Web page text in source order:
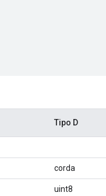
Tipo D
corda
uint8